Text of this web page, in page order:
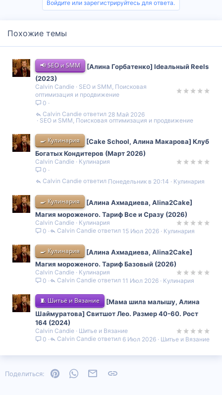
Войдите или зарегистрируйтесь для ответа.
Похожие темы
📢 SEO и SMM
[Алина Горбатенко] Ideaльный Reels
(2023)
Calvin Candie
SEO и SMM, Поисковая
оптимизация и продвижение
0
SEO и SMM, Поисковая оптимизация и продвижение
28 Май 2026
Calvin Candie
🍳 Кулинария
[Cake School, Алина Макарова] Клуб
Богатых Кондитеров (Март 2026)
Calvin Candie
Кулинария
0
Кулинария
Понедельник в 20:14
Calvin Candie
🍳 Кулинария
[Алина Ахмадиева, Alina2Cake]
Магия мороженого. Тариф Все и Сразу (2026)
Calvin Candie
Кулинария
0
Кулинария
15 Июл 2026
Calvin Candie
🍳 Кулинария
[Алина Ахмадиева, Alina2Cake]
Магия мороженого. Тариф Базовый (2026)
Calvin Candie
Кулинария
0
Кулинария
11 Июл 2026
Calvin Candie
🧵 Шитьё и Вязание
[Мама шила малышу, Алина
Шаймуратова] Свитшот Лео. Размер 40-60. Рост
164 (2024)
Calvin Candie
Шитье и Вязание
0
Шитье и Вязание
6 Июл 2026
Calvin Candie
Поделиться: PinterestWhatsAppЭлектронная почта